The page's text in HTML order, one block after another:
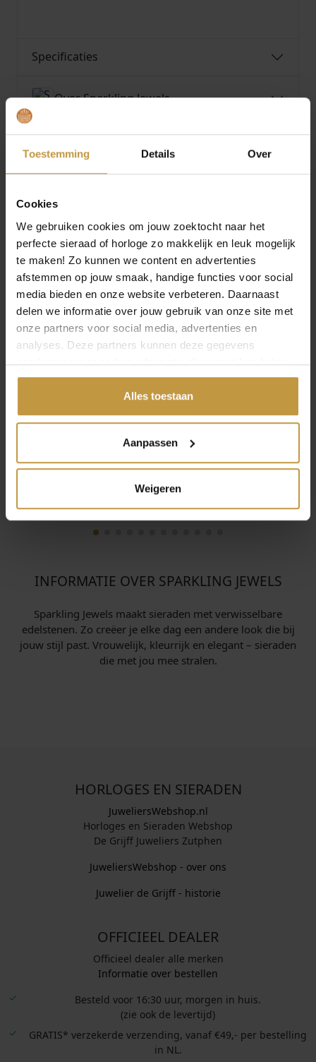
Toestemming Details Over
Cookies
We gebruiken cookies om jouw zoektocht naar het
perfecte sieraad of horloge zo makkelijk en leuk mogelijk
te maken! Zo kunnen we content en advertenties
afstemmen op jouw smaak, handige functies voor social
media bieden en onze website verbeteren. Daarnaast
delen we informatie over jouw gebruik van onze site met
onze partners voor social media, advertenties en
analyses. Deze partners kunnen deze gegevens
combineren met andere informatie die je met hen hebt
gedeeld of die ze hebben verzameld via jouw gebruik van
Alles toestaan
Aanpassen
Weigeren
Specificaties
Over Sparkling Jewels
MEER VAN SPARKLING JEWELS
SPARKLING JEWELS
LIMITED ALPE
ARMBAND MOUNTAIN
CRYSTAL …
1x Direct leverbaar, 1
werkdag
SPARKLING JEWELS
LIMITED MOEDERDAG
ARMBAND PEARL
EMAILL…
1x Direct leverbaar, 1
werkdag
INFORMATIE OVER SPARKLING JEWELS
Sparkling Jewels maakt sieraden met verwisselbare
edelstenen. Zo creëer je elke dag een andere look die bij
jouw stijl past. Vrouwelijk, kleurrijk en elegant – sieraden
die met jou mee stralen.
HORLOGES EN SIERADEN
JuweliersWebshop.nl
Horloges en Sieraden Webshop
De Grijff Juweliers Zutphen
JuweliersWebshop - over ons
Juwelier de Grijff - historie
OFFICIEEL DEALER
Officieel dealer alle merken
Informatie over bestellen
Besteld voor 16:30 uur, morgen in huis.
(zie ook de levertijd)
GRATIS* verzekerde verzending, vanaf €49,- per bestelling
in NL.